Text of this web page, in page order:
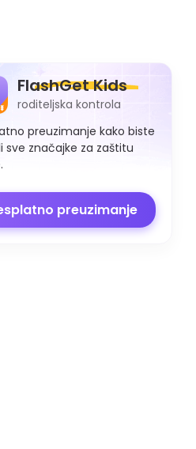
FlashGet Kids
roditeljska kontrola
preuzimanje kako biste
sve značajke za zaštitu
preuzimanje